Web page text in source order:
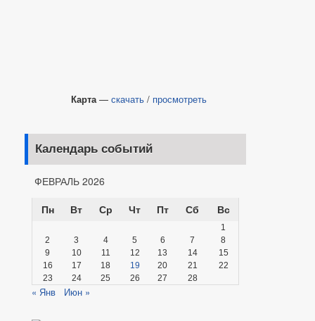
Карта— скачать / просмотреть
Календарь событий
ФЕВРАЛЬ 2026
Пн
Вт Ср Чт Пт Сб Вс
1
2
3 4 5 6 7
8
9
10 11 12 13 14
15
16
17 18 19 20 21
22
23
24 25 26 27 28
« Янв Июн »